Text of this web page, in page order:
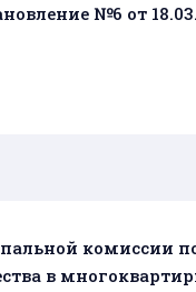
№6 от
комиссии
в